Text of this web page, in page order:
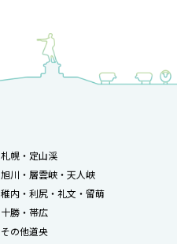
札幌・定山渓
旭川・層雲峡・天人峡
稚内・利尻・礼文・留萌
十勝・帯広
その他道央